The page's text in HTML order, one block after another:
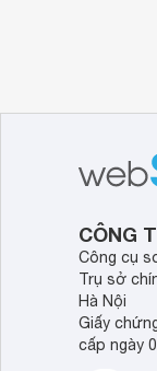
CÔNG
Công cụ
Trụ sở
Hà Nội
Giấy
cấp ngày